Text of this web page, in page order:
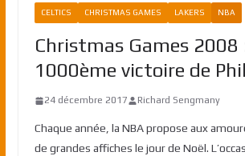
CELTICS CHRISTMAS GAMES LAKERS NBA
Christmas Games 2008
1000ème victoire de
24 décembre 2017 Richard Sengmany
Chaque année, la NBA propose aux
de grandes affiches le jour de Noël.